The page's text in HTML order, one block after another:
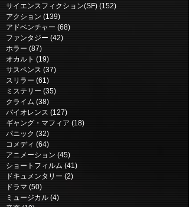
ニュー・ミュータント |
The New Mutants (2020)
サイエンスフィクション(SF) (152)
アクション (139)
アドベンチャー (68)
ファンタジー (42)
ホラー (87)
オカルト (19)
サスペンス (37)
スリラー (61)
ミステリー (35)
クライム (38)
バイオレンス (127)
ギャング・マフィア (18)
パニック (32)
コメディ (64)
アニメーション (45)
ショートフィルム (41)
ドキュメンタリー (2)
ドラマ (50)
ミュージカル (4)